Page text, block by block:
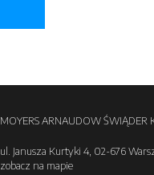
MOYERS ARNAUDOW ŚWIĄDER
ul. Janusza Kurtyki 4 02-676
zobacz na mapie